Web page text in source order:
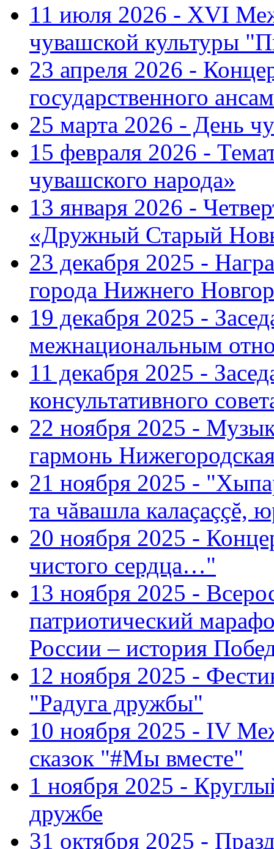
11 июля 2026 - XVI
чувашской культуры
23 апреля 2026 -
государственного
25 марта 2026 - День
15 февраля 2026 -
чувашского народа»
13 января 2026 -
«Дружный Старый
23 декабря 2025 -
города Нижнего
19 декабря 2025 -
межнациональным
11 декабря 2025 -
консультативного
22 ноября 2025 -
гармонь
21 ноября 2025 -
та чăвашла калаçаççĕ,
20 ноября 2025 -
чистого сердца…"
13 ноября 2025 -
патриотический
России – история
12 ноября 2025 -
"Радуга дружбы"
10 ноября 2025 - IV
сказок "#Мы вместе"
1 ноября 2025 -
дружбе
31 октября 2025 -